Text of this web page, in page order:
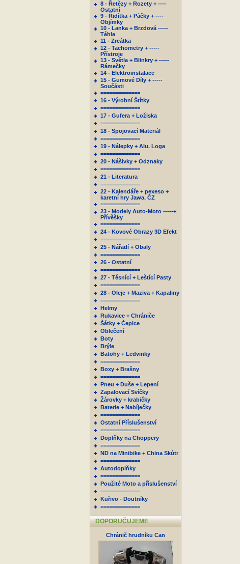
8 - Řetězy + Rozety + ----
Ostatní
9 - Řidítka + Páčky + ----
Objímky
10 - Lanka + Brzdová -----
Táhla
11 - Zrcátka
12 - Tachometry + -----
Přístroje
13 - Světla + Blinkry + -----
Rámečky
14 - Elektroinstalace
15 - Gumové Díly + -----
Součásti
=============
16 - Výrobní Štítky
=============
17 - Gufera + Ložiska
=============
18 - Spojovací Materiál
=============
19 - Nálepky + Alu. Loga
=============
20 - Nášivky + Odznaky
=============
21 - Literatura
=============
22 - Kalendáře + pexeso +
karetní hry Jawa, ČZ
=============
23 - Modely Auto-Moto -----+
Přívěšky
=============
24 - Kovové Obrazy 3D Efekt
=============
25 - Nářadí + Obaly
=============
26 - Ostatní
=============
27 - Těsnící + Leštící Pasty
=============
28 - Oleje + Maziva + Kapaliny
=============
Helmy
Rukavice + Chrániče
Šátky + Čepice
Oblečení
Boty
Brýle
Batohy + Ledvinky
=============
Boxy + Brašny
=============
Pneu + Duše + Lepení
Zapalovací Svíčky
Žárovky + krabičky
Baterie + Nabíječky
=============
Ostatní Příslušenství
=============
Doplňky na Choppery
=============
ND na Minibike + China Skútr
=============
Autodoplňky
=============
Použité Moto a příslušenství
=============
Kuřivo - Doutníky
=============
DOPORUČUJEME
Chránič hrudníku Can